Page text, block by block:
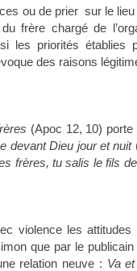
ou de prier sur le
frère chargé de
les priorités établies
des raisons
(Apoc 12, 10) porte
devant Dieu jour et nuit
frères, tu salis le fils
violence les
que par le publicain
relation neuve : Va